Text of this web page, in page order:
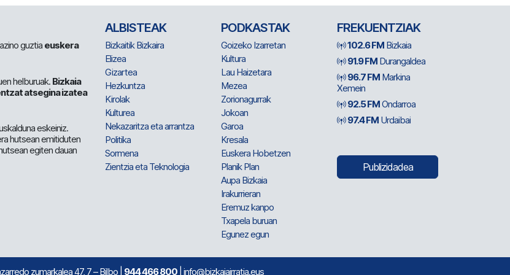
guztia euskera
helburuak. Bizkaia
atsegina izatea
eskeiniz.
hutsean emitiduten
egiten dauan
ALBISTEAK
Bizkaitik Bizkaira
Elizea
Gizartea
Hezkuntza
Kirolak
Kulturea
Nekazaritza eta arrantza
Politika
Sormena
Zientzia eta Teknologia
PODKASTAK
Goizeko Izarretan
Kultura
Lau Haizetara
Mezea
Zorionagurrak
Jokoan
Garoa
Kresala
Euskera Hobetzen
Planik Plan
Aupa Bizkaia
Irakurrieran
Eremuz kanpo
Txapela buruan
Egunez egun
FREKUENTZIAK
102.6 FM Bizkaia
91.9 FM Durangaldea
96.7 FM Markina
Xemein
92.5 FMOndarroa
97.4 FM Urdaibai
Publizidadea
zumarkalea 47, 7 – Bilbo | 944 466 800 | info@bizkaiairratia.eus